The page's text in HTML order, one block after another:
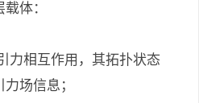
体：
力相互作用，其拓扑状态
场信息；